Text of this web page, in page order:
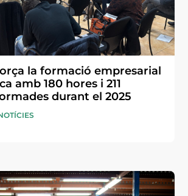
la formació empresarial
amb 180 hores i 211
durant el 2025